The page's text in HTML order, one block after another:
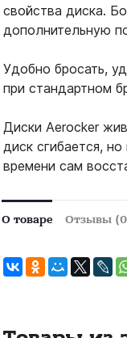
свойства диска.
дополнительную
Удобно бросать,
при стандартном
Диски Aerocker
диск сгибается,
времени сам
О товаре Отзывы